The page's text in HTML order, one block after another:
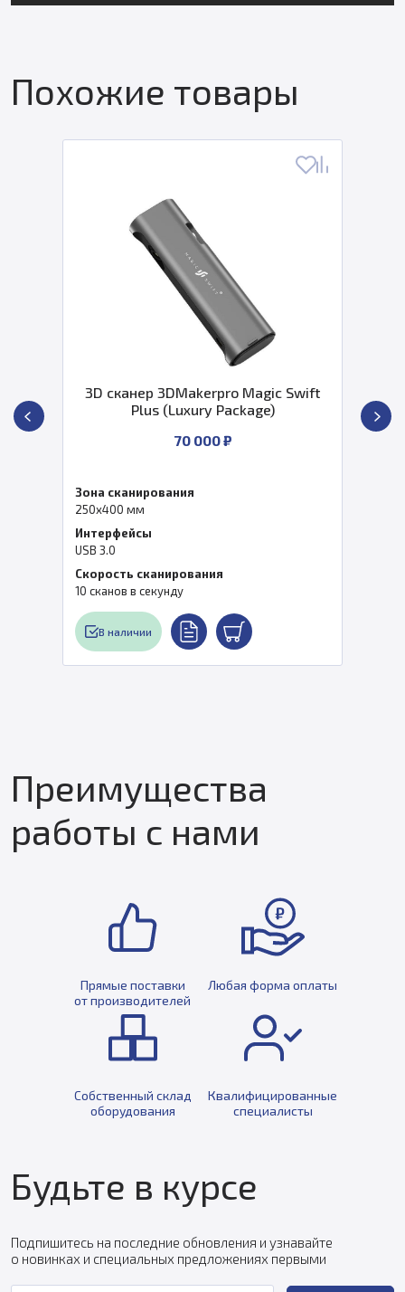
Похожие товары
3D сканер 3DMakerpro Magic Swift
Plus (Luxury Package)
70 000 ₽
Зона сканирования
250х400 мм
Интерфейсы
Скорость сканирования
10 сканов в секунду
В наличии
Преимущества
работы с нами
Прямые поставки
от производителей
Любая форма оплаты
Собственный склад
оборудования
Квалифицированные
специалисты
Будьте в курсе
Подпишитесь на последние обновления и узнавайте
о новинках и специальных предложениях первыми